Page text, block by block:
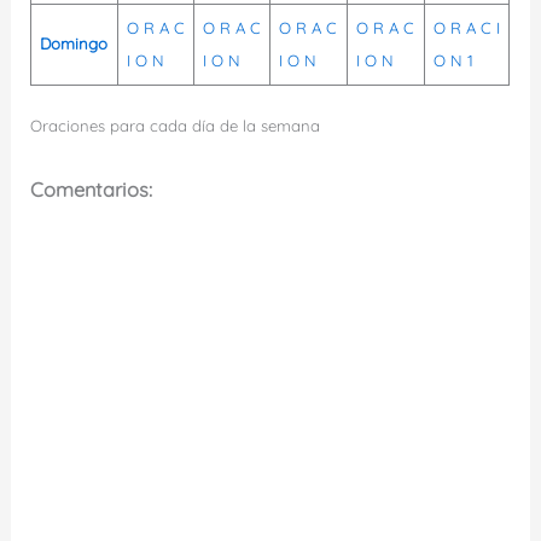
Domingo
O R A C
I O N
O R A C
I O N
O R A C
I O N
O R A C
I O N
O R A C I
O N 1
Oraciones para cada día de la semana
Comentarios: